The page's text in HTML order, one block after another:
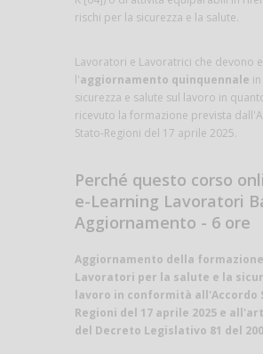
rischi per la sicurezza e la salute.
Lavoratori e Lavoratrici che devono
l'aggiornamento quinquennale
sicurezza e salute sul lavoro in
ricevuto la formazione prevista
Stato-Regioni del 17 aprile 2025.
Perché questo corso
e-Learning Lavoratori
Aggiornamento - 6 ore
Aggiornamento della
Lavoratori per la salute e la
lavoro in conformità all'Accordo
Regioni del 17 aprile 2025 e
del Decreto Legislativo 81 del